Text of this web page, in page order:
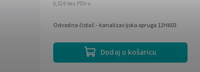
6,32 € bez PDV-a
Dodaj u košaricu
Odvodna čistač - kanalizacijska opruga 12H603